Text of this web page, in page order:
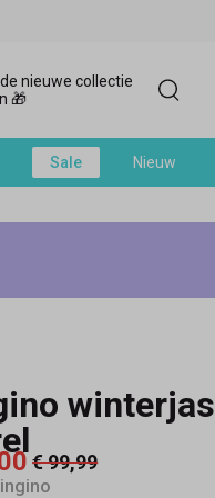
nieuwe collectie
🎁
Sale Nieuw
winterjas
€ 99,99